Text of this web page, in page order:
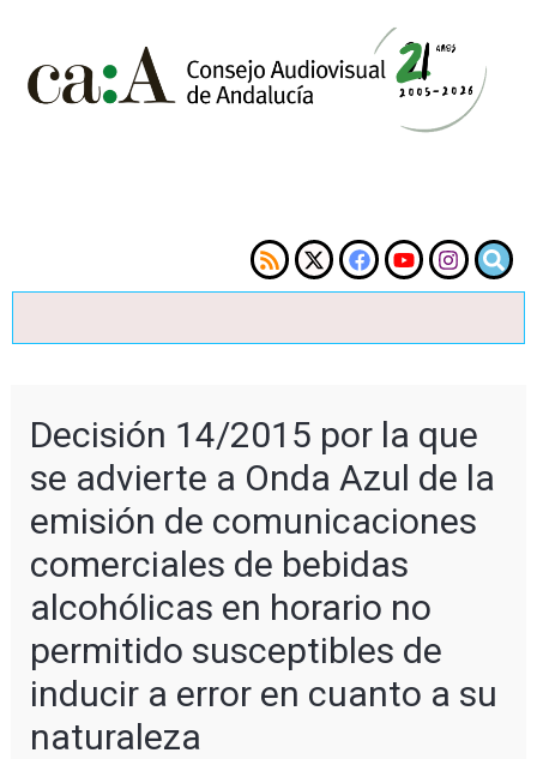
Decisión 14/2015 por la que
se advierte a Onda Azul de la
emisión de comunicaciones
comerciales de bebidas
alcohólicas en horario no
permitido susceptibles de
inducir a error en cuanto a su
naturaleza